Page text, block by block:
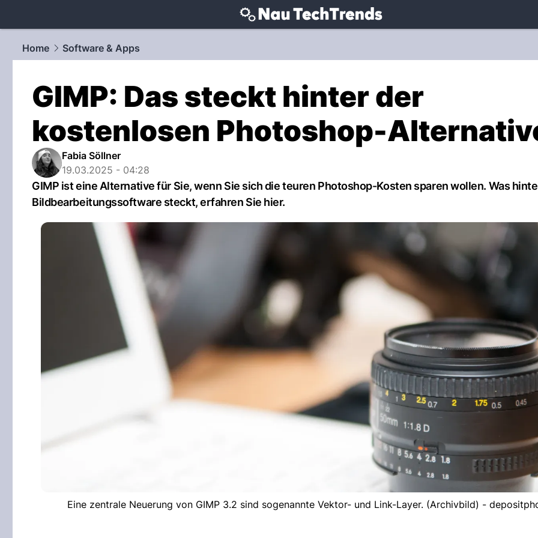
techtrends.NAU.ch
Home
Software & Apps
GIMP: Das steckt hinter der
kostenlosen Photoshop-
Fabia Söllner
19.03.2025 - 04:28
GIMP ist eine Alternative für Sie, wenn Sie sich die teuren Photoshop-Kosten sparen wollen. Was
Bildbearbeitungssoftware steckt, erfahren Sie hier.
Eine zentrale Neuerung von GIMP 3.2 sind sogenannte Vektor- und Link-Layer. (Archivbild) -